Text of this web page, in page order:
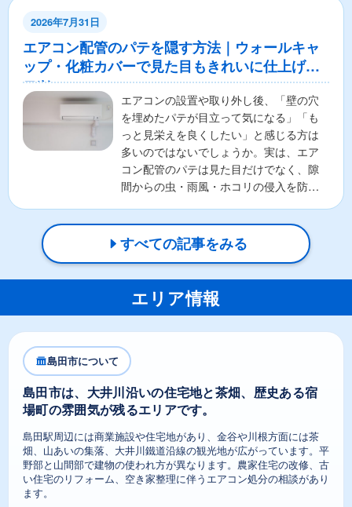
2026年7月31日
エアコン配管のパテを隠す方法｜ウォールキャ
ップ・化粧カバーで見た目もきれいに仕上げる
コツ
エアコンの設置や取り外し後、「壁の穴
を埋めたパテが目立って気になる」「も
っと見栄えを良くしたい」と感じる方は
多いのではないでしょうか。実は、エア
コン配管のパテは見た目だけでなく、隙
間からの虫・雨風・ホコリの侵入を防ぐ
すべての記事をみる
エリア情報
島田市について
島田市は、大井川沿いの住宅地と茶畑、歴史ある宿
場町の雰囲気が残るエリアです。
島田駅周辺には商業施設や住宅地があり、金谷や川根方面には茶
畑、山あいの集落、大井川鐵道沿線の観光地が広がっています。平
野部と山間部で建物の使われ方が異なります。農家住宅の改修、古
い住宅のリフォーム、空き家整理に伴うエアコン処分の相談があり
ます。